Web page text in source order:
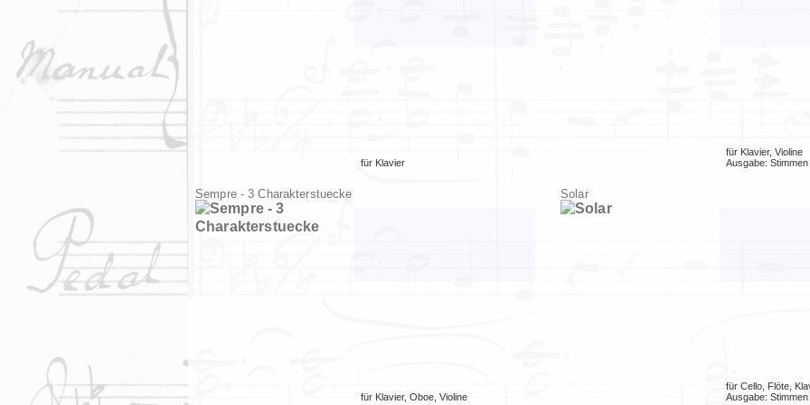
für Klavier
für Klavier, Violine
Ausgabe: Stimmen
Sempre - 3 Charakterstuecke
für Klavier, Oboe Violine
Solar
für Cello Flöte
Ausgabe: Stimmen